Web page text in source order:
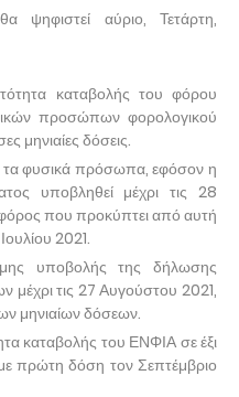
ψηφιστεί αύριο, Τετάρτη,
καταβολής του φόρου
προσώπων φορολογικού
μηνιαίες δόσεις.
φυσικά πρόσωπα, εφόσον η
υποβληθεί μέχρι τις 28
φόρος που προκύπτει από αυτή
2021.
υποβολής της δήλωσης
τις 27 Αυγούστου 2021,
μηνιαίων δόσεων.
καταβολής του ΕΝΦΙΑ σε έξι
πρώτη δόση τον Σεπτέμβριο